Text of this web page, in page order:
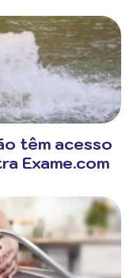
têm acesso
Exame.com